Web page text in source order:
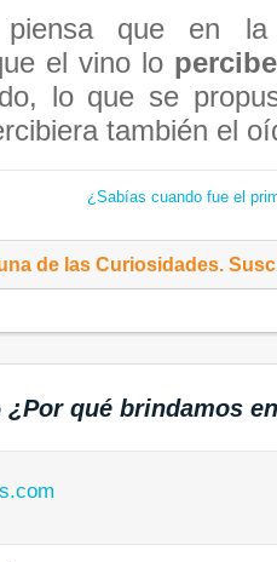
piensa que en
el vino lo
lo que se
también el
¿Sabías cuando fue el
de las Curiosidades.
¿Por qué brindamos